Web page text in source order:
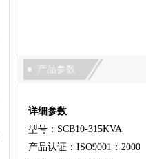
产品参数
详细参数
型号：SCB10-315KVA
产品认证：ISO9001：2000